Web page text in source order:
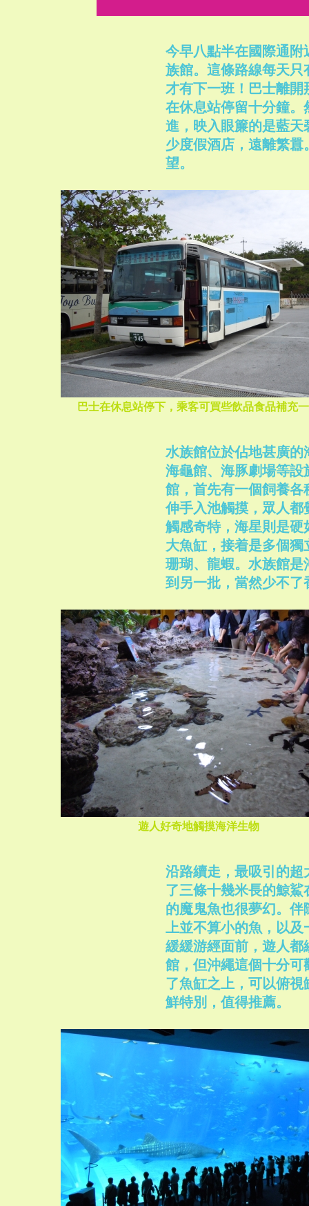
今早八點半在國際通
族館。這條路線每天
才有下一班！巴士離
在休息站停留十分鐘
進，映入眼簾的是藍
少度假酒店，遠離繁
望。
巴士在休息站停下，乘客可買些飲品食品補充
水族館位於佔地甚廣
海龜館、海豚劇場等
館，首先有一個飼養
伸手入池觸摸，眾人
觸感奇特，海星則是
大魚缸，接着是多個
珊瑚、龍蝦。水族館
到另一批，當然少不了
遊人好奇地觸摸海洋生物
沿路續走，最吸引的
了三條十幾米長的鯨
的魔鬼魚也很夢幻。
上並不算小的魚，以
緩緩游經面前，遊人
館，但沖繩這個十分
了魚缸之上，可以俯
鮮特別，值得推薦。